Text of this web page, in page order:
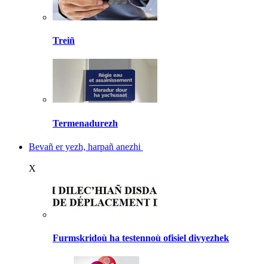
Treiñ
Termenadurezh
Bevañ er yezh, harpañ anezhi
X
Furmskridoù ha testennoù ofisiel divyezhek